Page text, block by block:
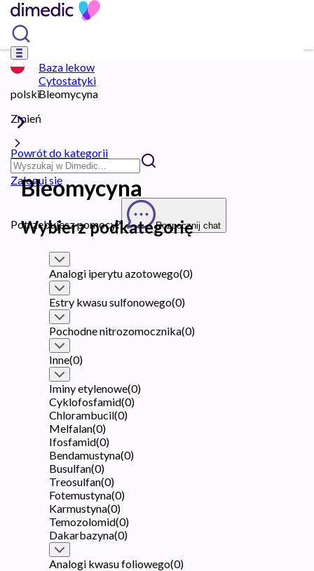
polski
Zmień
Zaloguj się
Potrzebujesz pomocy? Rozpocznij chat
Baza lekow
Cytostatyki
Bleomycyna
Powrót do kategorii
Bleomycyna
Wybierz podkategorię
Analogi iperytu azotowego(0)
Estry kwasu sulfonowego(0)
Pochodne nitrozomocznika(0)
Inne(0)
Iminy etylenowe(0)
Cyklofosfamid(0)
Chlorambucil(0)
Melfalan(0)
Ifosfamid(0)
Bendamustyna(0)
Busulfan(0)
Treosulfan(0)
Fotemustyna(0)
Karmustyna(0)
Temozolomid(0)
Dakarbazyna(0)
Analogi kwasu foliowego(0)